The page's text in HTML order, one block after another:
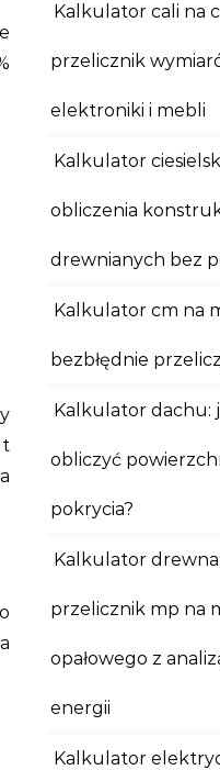
Kalkulator cali na
przelicznik
elektroniki i mebli
Kalkulator
obliczenia
drewnianych bez
Kalkulator cm na
bezbłędnie
Kalkulator dachu:
obliczyć
pokrycia?
Kalkulator
przelicznik mp na
opałowego z
energii
Kalkulator